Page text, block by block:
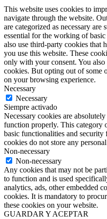
This website uses cookies to
navigate through the website.
are categorized as necessary
essential for the working of
also use third-party cookies that
you use this website. These
only with your consent. You
cookies. But opting out of some
on your browsing experience.
Necessary
Necessary
Siempre activado
Necessary cookies are
function properly. This category
basic functionalities and security
cookies do not store any
Non-necessary
Non-necessary
Any cookies that may not be
to function and is used
analytics, ads, other embedded
cookies. It is mandatory to
these cookies on your website.
GUARDAR Y ACEPTAR